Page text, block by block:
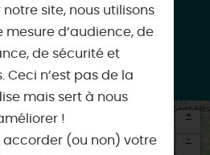
Facebook
+
-
site, nous utilisons
mesure d’audience, de
de sécurité et
Ceci n’est pas de la
mais sert à nous
!
accorder (ou non) votre